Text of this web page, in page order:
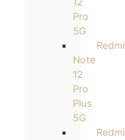
Pro
5G
Redmi
Note
12
Pro
Plus
5G
Redmi